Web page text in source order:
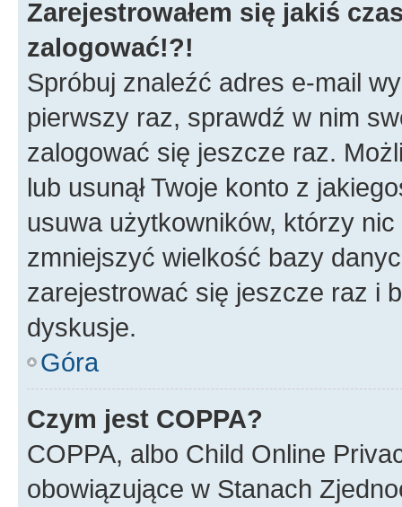
Zarejestrowałem się jakiś
zalogować!?!
Spróbuj znaleźć adres e-mail
pierwszy raz, sprawdź w nim
zalogować się jeszcze raz.
lub usunął Twoje konto z
usuwa użytkowników, którzy
zmniejszyć wielkość bazy
zarejestrować się jeszcze raz i
dyskusje.
Góra
Czym jest COPPA?
COPPA, albo Child Online
obowiązujące w Stanach